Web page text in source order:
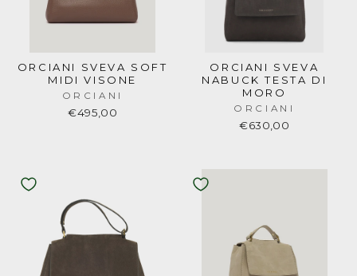
ORCIANI SVEVA SOFT
MIDI VISONE
ORCIANI
€495,00
ORCIANI SVEVA
NABUCK TESTA DI
MORO
ORCIANI
€630,00